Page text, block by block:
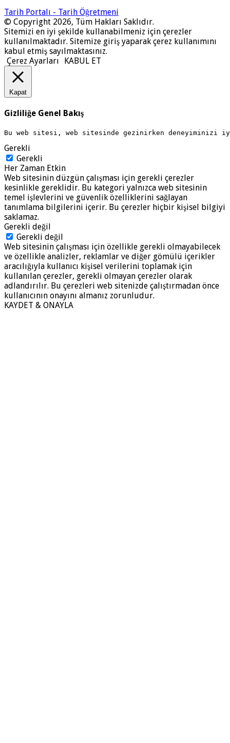
Tarih Portalı - Tarih Öğretmeni
© Copyright 2026, Tüm Hakları Saklıdır.
Sitemizi en iyi şekilde kullanabilmeniz için çerezler
kullanılmaktadır. Sitemize giriş yaparak çerez kullanımını
kabul etmiş sayılmaktasınız.
Çerez Ayarları
KABUL ET
Kapat
Gizliliğe Genel Bakış
Bu web sitesi, web sitesinde gezinirken deneyiminizi
Gerekli
Gerekli
Her Zaman Etkin
Web sitesinin düzgün çalışması için gerekli çerezler
kesinlikle gereklidir. Bu kategori yalnızca web sitesinin
temel işlevlerini ve güvenlik özelliklerini sağlayan
tanımlama bilgilerini içerir. Bu çerezler hiçbir kişisel bilgiyi
saklamaz.
Gerekli değil
Gerekli değil
Web sitesinin çalışması için özellikle gerekli olmayabilecek
ve özellikle analizler, reklamlar ve diğer gömülü içerikler
aracılığıyla kullanıcı kişisel verilerini toplamak için
kullanılan çerezler, gerekli olmayan çerezler olarak
adlandırılır. Bu çerezleri web sitenizde çalıştırmadan önce
kullanıcının onayını almanız zorunludur.
KAYDET & ONAYLA